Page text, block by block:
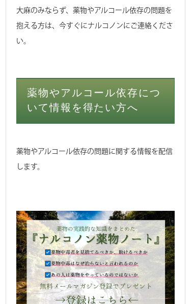
大麻のみならず、薬物やアルコール依存の問題を
抱える方は、今すぐにナルコノンにご連絡くださ
い。
薬物やアルコール依存につ
いて情報を得たい方へ
薬物やアルコール依存の問題に関する情報を配信
します。